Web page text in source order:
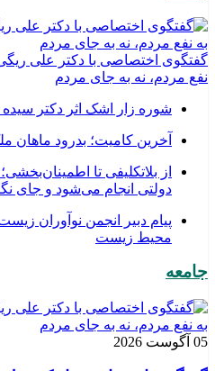
گفتگوی اختصاصی با دکتر علی
نفع مردم، نه به جای مردم
شوره زار اشک اثر دکتر
​آخرین کامیت؛ بدرود ماهان
از بلاتکلیفی تا
دولتی انجام می‌شود و جای
پیام دبیر انجمن نوآوران
محیط زیست
جامعه
05 آگوست 2026